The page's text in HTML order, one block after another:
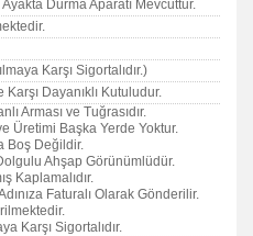
Durma Aparatı Mevcuttur.
Karşı Sigortalıdır.)
Dayanıklı Kutuludur.
Arması ve Tuğrasıdır.
Üretimi Başka Yerde Yoktur.
Boş Değildir.
Ahşap Görünümlüdür.
Kaplamalıdır.
Faturalı Olarak Gönderilir.
Karşı Sigortalıdır.